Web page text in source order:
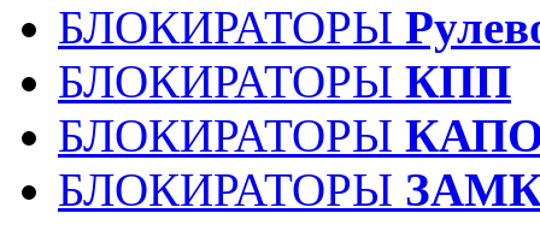
БЛОКИРАТОРЫ
БЛОКИРАТОРЫ КПП
БЛОКИРАТОРЫ
БЛОКИРАТОРЫ